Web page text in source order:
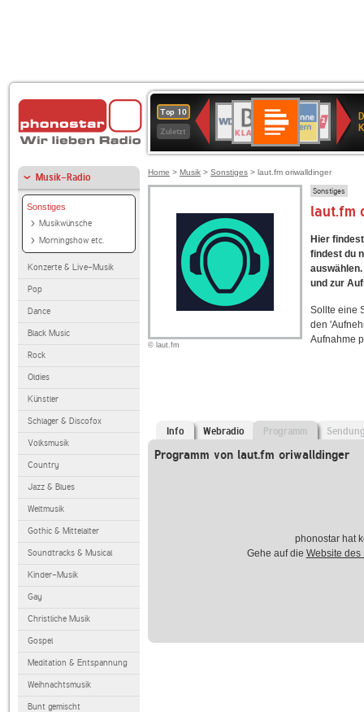
Top 10
Zuletzt
Deutschlandfunk
80er
90er
OLDIE
ANTENNE
SWR3
4
BR-
KLASSIK
Deutschlandfunk
Kultur
ANTENNE
BAYERN
SWR
Kultur
NDR
2
Musik-Radio
Sonstiges
Musikwünsche
Morningshow etc.
Konzerte & Live-Musik
Pop
Dance
Black Music
Rock
Oldies
Künstler
Schlager & Discofox
Volksmusik
Country
Jazz & Blues
Weltmusik
Gothic & Mittelalter
Soundtracks & Musical
Kinder-Musik
Gay
Christliche Musik
Gospel
Meditation & Entspannung
Weihnachtsmusik
Bunt gemischt
Home > Musik > Sonstiges > laut.fm oriwalldinger
© laut.fm
Sonstiges
laut.fm
Hier
findest du
und zur
Sollte eine
den
Aufnahme
Info Webradio Programm
Programm von laut.fm oriwalldinger
phonostar hat
Gehe auf die Website des